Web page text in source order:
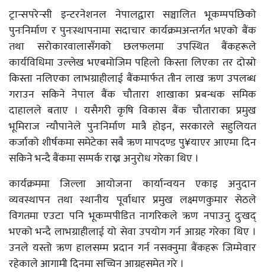
ट्रान्सपरेन्सी इन्टरनेशनल नेपालद्वारा सञ्चालित भूकम्पपछिको
पुनःनिर्माण र पुनःस्थापनामा सदाचार कार्यक्रमअन्तर्गत भएको बैंक
तथा सरोकारवालासँगको छलफलमा उपस्थित बैंकहरूले
कार्यविधिमा उल्लेख भएबमोजिम पहिलो किस्ता लिएका तर दोस्रो
किस्ता नलिएका लाभग्राहीलाई बैंकमार्फत तीन लाख ऋण उपलब्ध
गराउन सकिने नेपाल बैंक चौतारा शाखाका प्रबन्धक समिक
दाहालले बताए । यसैगरी कृषि विकास बैंक चौताराका प्रमुख
भूमिराज न्यौपानेले पुनःनिर्माण मात्रै होइन, सरकारले सहुलियत
कर्जाको शीर्षकमा समेटेका सबै ऋण मापदण्ड पु¥याएर आएमा दिन
सकिने भन्दै बैंकमा सम्पर्क राख्न अनुरोध गरेका थिए ।
कार्यक्रममा जिल्ला आयोजना कार्यान्वयन एकाइ अनुदान
व्यवस्थापन तथा स्थानीय पूर्वाधार प्रमुख लक्ष्मणकुमार सेठले
विगतमा एउटा पनि भूकम्पपीडित नागरिकले ऋण नपाउनु दुःखद्
भएको भन्दै लाभग्राहीलाई यो सेवा उपयोग गर्न आग्रह गरेका थिए ।
उनले यस्तो ऋण हालसम्म प्रदान गर्न नसक्नुमा बैंकहरू जिम्मेवार
रहेकाले आगामी दिनमा सच्चिन आग्रहसमेत गरे ।